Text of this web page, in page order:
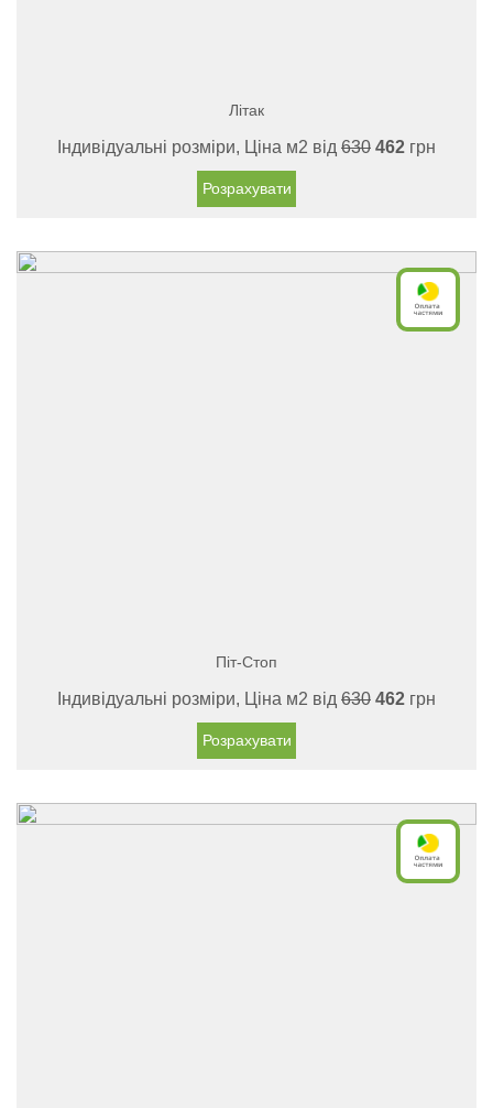
Літак
Індивідуальні розміри, Ціна м2 від 630 462 грн
Розрахувати
Піт-Стоп
Індивідуальні розміри, Ціна м2 від 630 462 грн
Розрахувати